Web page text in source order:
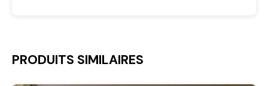
PRODUITS SIMILAIRES